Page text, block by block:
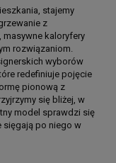
stajemy
z
masywne kaloryfery
rozwiązaniom.
wyborów
redefiniuje pojęcie
pionową z
się bliżej, w
model sprawdzi się
sięgają po niego w